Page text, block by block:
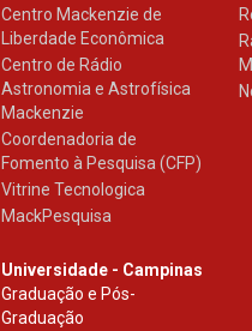
Centro Mackenzie de
Liberdade Econômica
Centro de Rádio
Astronomia e Astrofísica
Mackenzie
Coordenadoria de
Fomento à Pesquisa (CFP)
Vitrine Tecnologica
MackPesquisa
Universidade - Campinas
Graduação e Pós-
Graduação